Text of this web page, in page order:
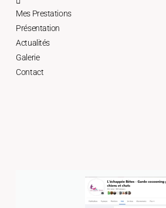
Mes Prestations
Présentation
Actualités
Galerie
Contact